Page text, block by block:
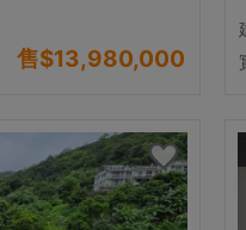
售$13,980,000